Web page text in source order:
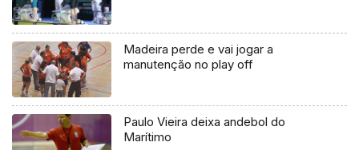
Madeira perde e vai jogar a
manutenção no play off
Paulo Vieira deixa andebol do
Marítimo